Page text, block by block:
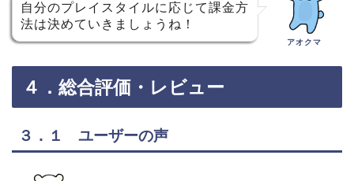
自分のプレイスタイルに応じて課金方
法は決めていきましょうね！
アオクマ
４．総合評価・レビュー
３．１ ユーザーの声